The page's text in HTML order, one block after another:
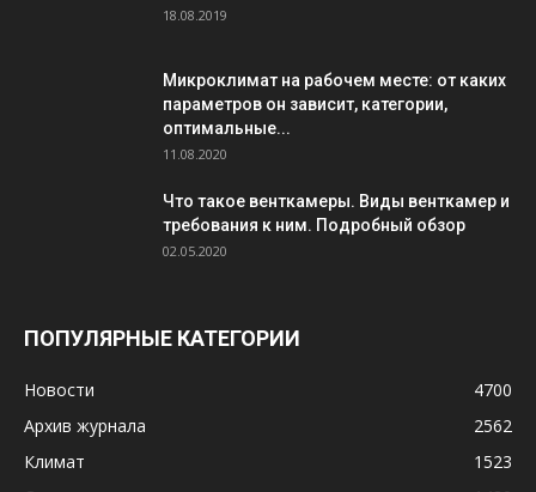
18.08.2019
Микроклимат на рабочем месте: от каких
параметров он зависит, категории,
оптимальные...
11.08.2020
Что такое венткамеры. Виды венткамер и
требования к ним. Подробный обзор
02.05.2020
ПОПУЛЯРНЫЕ КАТЕГОРИИ
Новости
4700
Архив журнала
2562
Климат
1523